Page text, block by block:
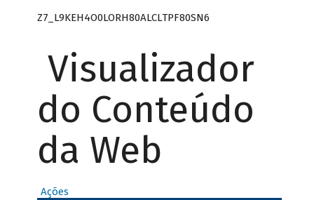
Z7_L9KEH4O0LORH80ALCLTPF80SN6
Visualizador
do Conteúdo
da Web
Ações